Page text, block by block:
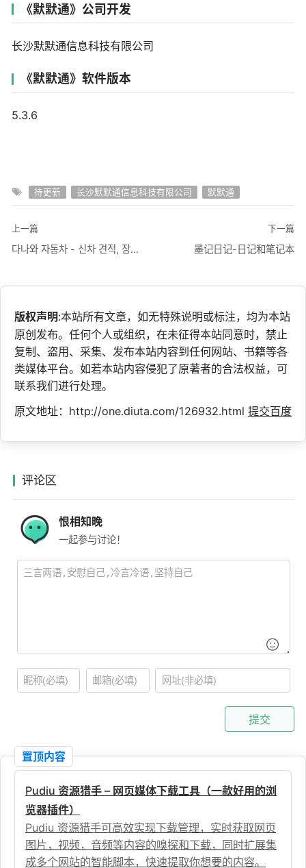
《默默通》公司开发
长沙默默通信息科技有限公司
《默默通》软件版本
5.3.6
待更新 长沙默默通信息科技有限公司 默默通
上一篇
다나와 자동차 - 신차 견적, 장기렌트, 리스
下一篇
墨记日记-日记和笔记本
版权声明:本站所有文章，如无特殊说明或标注，均为本站
原创发布。任何个人或组织，在未征得本站同意时，禁止
复制、盗用、采集、发布本站内容到任何网站、书籍等各
类媒体平台。如若本站内容侵犯了原著者的合法权益，可
联系我们进行处理。
原文地址：http://one.diuta.com/126932.html 提交百度
评论区
恨相知晚
一起参与讨论！
提交
置顶内容
Pudiu 资源猎手 – 网页媒体下载工具（一款好用的浏
览器插件）
Pudiu 资源猎手可高效实现下载管理，实时获取网页
图片，视频，音频等内容的嗅探和下载，同时扩展集
成多个网站的智能脚本，快速提取你想要的内容。